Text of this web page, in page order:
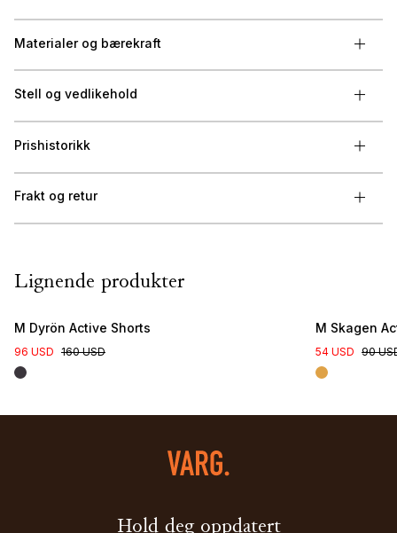
Materialer og bærekraft
Stell og vedlikehold
Prishistorikk
Frakt og retur
Lignende produkter
M Dyrön Active Shorts
96 USD 160 USD
M Skagen
54 USD 90
Hold deg oppdatert